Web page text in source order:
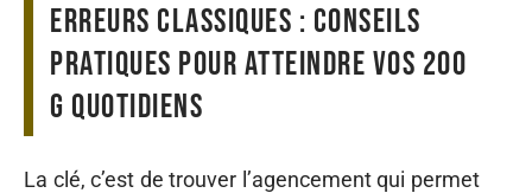
erreurs classiques : conseils
pratiques pour atteindre vos 200
g quotidiens
La clé, c’est de trouver l’agencement qui permet